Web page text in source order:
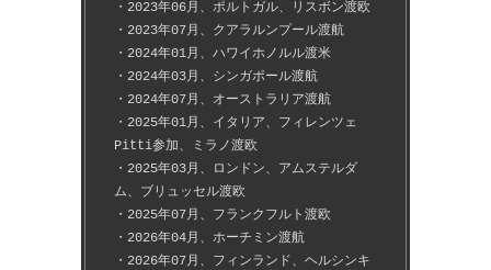
・2023年06月、ポルトガル、リスボン渡欧
・2023年07月、クアラルンプール渡航
・2024年01月、ハワイホノルル渡米
・2024年03月、シンガポール渡航
・2024年07月、オーストラリア渡航
・2025年01月、イタリア、フィレンツェ
Pitti参加、ミラノ渡欧
・2025年03月、ロンドン、アムステルダ
ム、ブリュッセル渡欧
・2025年07月、フランクフルト渡欧
・2026年04月、ホーチミン渡航
・2026年07月、フィンランド、ヘルシンキ